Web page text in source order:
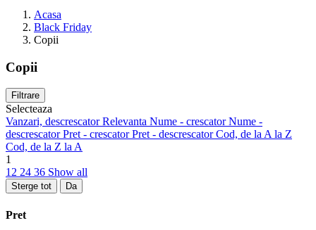
Acasa
Black Friday
Copii
Copii
Filtrare
Selecteaza
Vanzari, descrescatorRelevanta Nume - crescatorNume -
descrescatorPret - crescatorPret - descrescatorCod, de la A la Z
Cod, de la Z la A
1
12 24 36 Show all
Sterge tot Da
Pret